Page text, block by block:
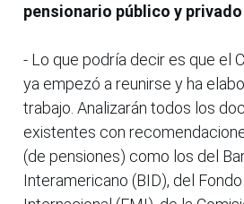
pensionario público y
- Lo que podría decir es que el
ya empezó a reunirse y ha
trabajo. Analizarán todos los
existentes con
(de pensiones) como los del
Interamericano (BID), del